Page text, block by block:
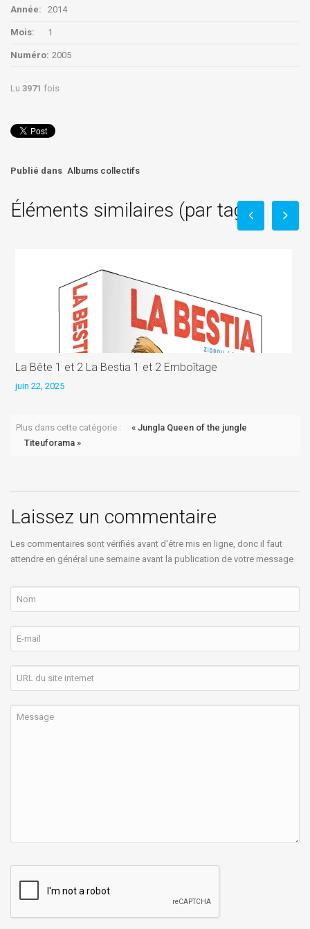
Année: 2014
Mois: 1
Numéro: 2005
Lu 3971 fois
Publié dans Albums collectifs
Éléments similaires (par tag)
La Bête 1 et 2 La Bestia 1 et 2 Emboîtage
juin 22, 2025
Plus dans cette catégorie :
« Jungla Queen of the jungle
Titeuforama »
Laissez un commentaire
Les commentaires sont vérifiés avant d'être mis en ligne, donc il faut
attendre en général une semaine avant la publication de votre message